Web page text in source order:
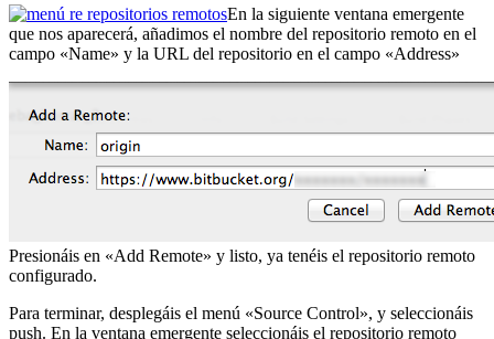
En la siguiente ventana emergente
que nos aparecerá, añadimos el nombre del repositorio remoto en el
campo «Name» y la URL del repositorio en el campo «Address»
Presionáis en «Add Remote» y listo, ya tenéis el repositorio remoto
configurado.
Para terminar, desplegáis el menú «Source Control», y seleccionáis
push. En la ventana emergente seleccionáis el repositorio remoto